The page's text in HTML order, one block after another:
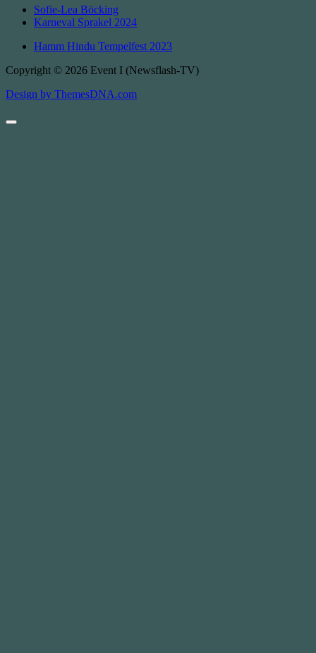
Sofie-Lea Böcking
Karneval Sprakel 2024
Hamm Hindu Tempelfest 2023
Copyright © 2026 Event I (Newsflash-TV)
Design by ThemesDNA.com
Scroll